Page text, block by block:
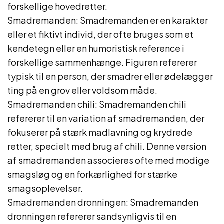
forskellige hovedretter.
Smadremanden: Smadremanden er en karakter
eller et fiktivt individ, der ofte bruges som et
kendetegn eller en humoristisk reference i
forskellige sammenhænge. Figuren refererer
typisk til en person, der smadrer eller ødelægger
ting på en grov eller voldsom måde.
Smadremanden chili: Smadremanden chili
refererer til en variation af smadremanden, der
fokuserer på stærk madlavning og krydrede
retter, specielt med brug af chili. Denne version
af smadremanden associeres ofte med modige
smagsløg og en forkærlighed for stærke
smagsoplevelser.
Smadremanden dronningen: Smadremanden
dronningen refererer sandsynligvis til en